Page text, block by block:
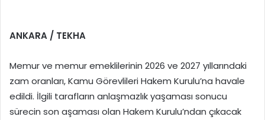
ANKARA / TEKHA
Memur ve memur emeklilerinin 2026 ve 2027 yıllarındaki
zam oranları, Kamu Görevlileri Hakem Kurulu’na havale
edildi. İlgili tarafların anlaşmazlık yaşaması sonucu
sürecin son aşaması olan Hakem Kurulu’ndan çıkacak